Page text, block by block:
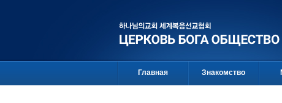
Главная Знакомство